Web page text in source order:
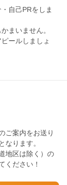
自己PRをしま
まいません。
ールしましょ
ご案内をお送り
なります。
地区は除く）の
ください！